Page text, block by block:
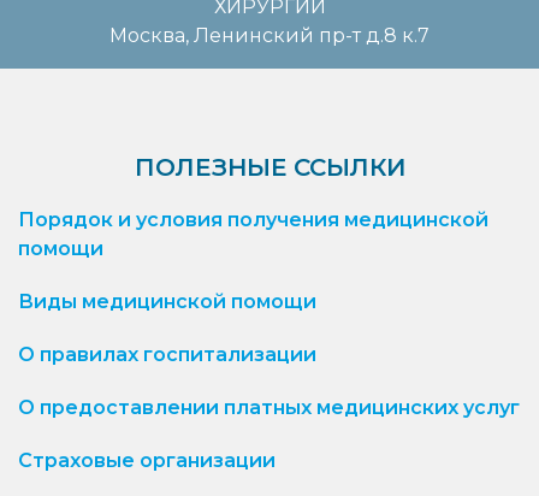
ХИРУРГИИ
Москва, Ленинский пр-т д.8 к.7
ПОЛЕЗНЫЕ ССЫЛКИ
Порядок и условия получения медицинской
помощи
Виды медицинской помощи
О правилах госпитализации
О предоставлении платных медицинских услуг
Страховые организации